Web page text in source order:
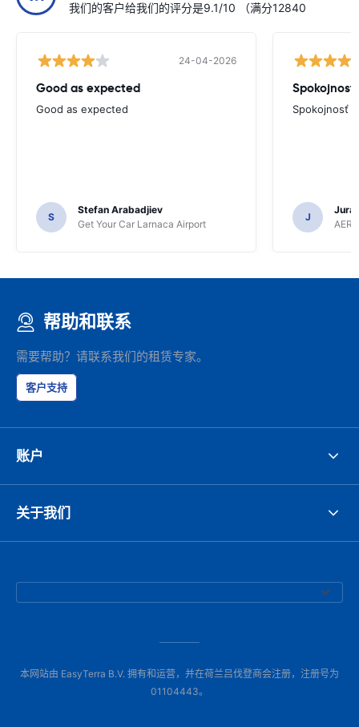
我们的客户给我们的评分是9.1/10 （满分12840
24-04-2026
Good as expected
Good as expected
S
Stefan Arabadjiev
Get Your Car Larnaca Airport
Spokojnosť
Spokojnosť
J
Juraj
帮助和联系
需要帮助？请联系我们的租赁专家。
客户支持
账户
关于我们
本网站由 EasyTerra B.V. 拥有和运营，并在荷兰吕伐登商会注册，注册号为
01104443。